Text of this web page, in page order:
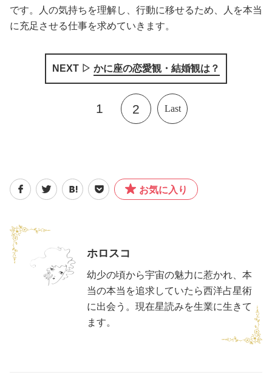
です。人の気持ちを理解し、行動に移せるため、人を本当
に充足させる仕事を求めていきます。
NEXT ▷ かに座の恋愛観・結婚観は？
1 2 Last
お気に入り
ホロスコ
幼少の頃から宇宙の魅力に惹かれ、本
当の本当を追求していたら西洋占星術
に出会う。現在星読みを生業に生きて
ます。